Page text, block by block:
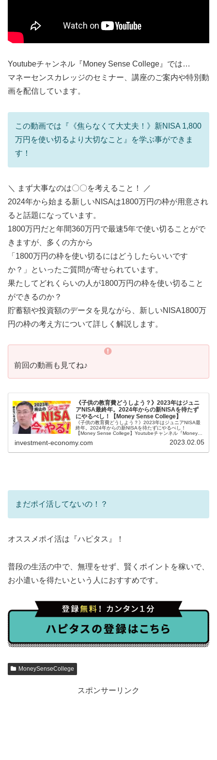
Youtubeチャンネル『Money Sense College』では…
マネーセンスカレッジのセミナー、講座のご案内や特別動
画を配信しています。
この動画では『《焦らなくて大丈夫！》新NISA 1,800
万円を使い切るより大切なこと』を学ぶ事ができま
す！
＼ まず大事なのは〇〇を考えること！ ／
2024年から始まる新しいNISAは1800万円の枠が用意され
ると話題になっています。
1800万円だと年間360万円で最速5年で使い切ることがで
きますが、多くの方から
「1800万円の枠を使い切るにはどうしたらいいです
か？」といったご質問が寄せられています。
果たしてどれくらいの人が1800万円の枠を使い切ること
ができるのか？
貯蓄額や投資額のデータを見ながら、新しいNISA1800万
円の枠の考え方について詳しく解説します。
前回の動画も見てね♪
《子供の教育費どうしよう？》2023年はジュニ
アNISA最終年。2024年からの新NISAを待たず
にやるべし！【Money Sense College】
《子供の教育費どうしよう？》2023年はジュニアNISA最
終年。2024年からの新NISAを待たずにやるべし！
【Money Sense College】Youtubeチャンネル『Money
investment-economy.com 2023.02.05
まだポイ活してないの！？
オススメポイ活は『ハピタス』！
普段の生活の中で、無理をせず、賢くポイントを稼いで、
お小遣いを得たいという人におすすめです。
MoneySenseCollege
スポンサーリンク